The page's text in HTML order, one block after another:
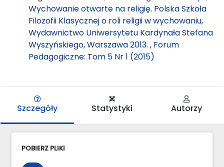
Wychowanie otwarte na religię. Polska Szkoła
Filozofii Klasycznej o roli religii w wychowaniu,
Wydawnictwo Uniwersytetu Kardynała Stefana
Wyszyńskiego, Warszawa 2013. , Forum
Pedagogiczne: Tom 5 Nr 1 (2015)
Szczegóły Statystyki Autorzy
POBIERZ PLIKI